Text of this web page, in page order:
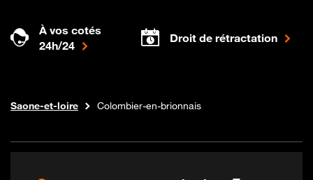
À vos cotés
24h/24
Droit de rétractation
Boutique Orange
Internet fibreBourgogne-franche-comte
Saone-et-loire Colombier-en-brionnais